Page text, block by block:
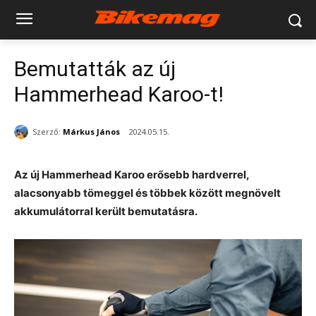
Bemutatták az új
Hammerhead Karoo-t!
Szerző: Márkus János 2024.05.15.
Az új Hammerhead Karoo erősebb hardverrel,
alacsonyabb tömeggel és többek között megnövelt
akkumulátorral került bemutatásra.